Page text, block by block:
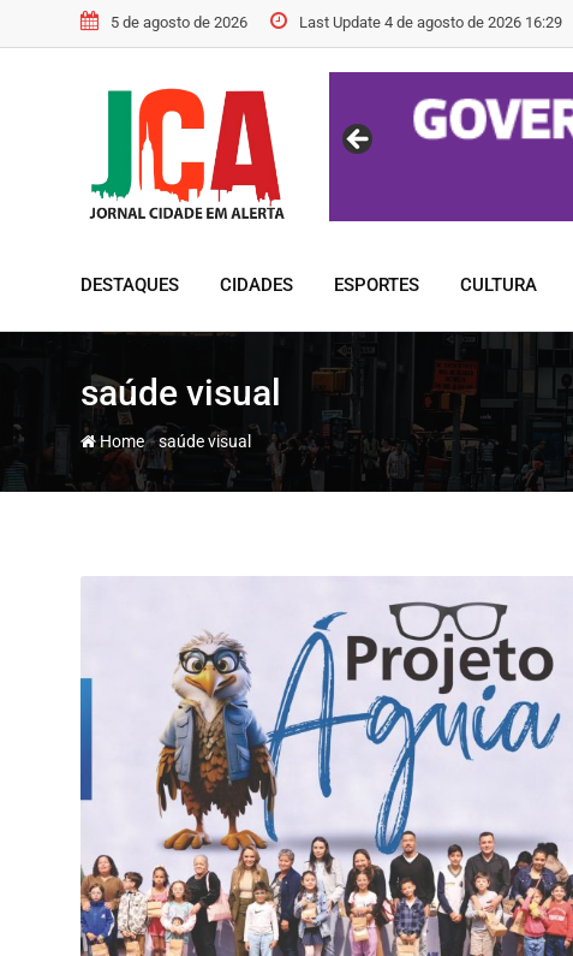
to
5 de agosto de 2026 Last Update 4 de agosto de 2026 16:29
DESTAQUES CIDADES ESPORTES CULTURA
saúde visual
Home-saúde visual